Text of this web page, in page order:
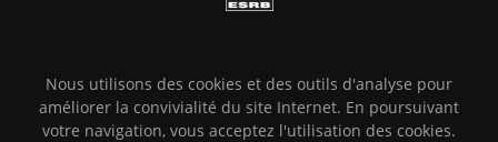
Nous utilisons des cookies et des outils d'analyse pour
améliorer la convivialité du site Internet. En poursuivant
votre navigation, vous acceptez l'utilisation des cookies.